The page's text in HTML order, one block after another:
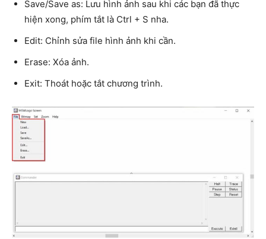
Save/Save as: Lưu hình ảnh sau khi các bạn đã thực
hiện xong, phím tắt là Ctrl + S nha.
Edit: Chỉnh sửa file hình ảnh khi cần.
Erase: Xóa ảnh.
Exit: Thoát hoặc tắt chương trình.